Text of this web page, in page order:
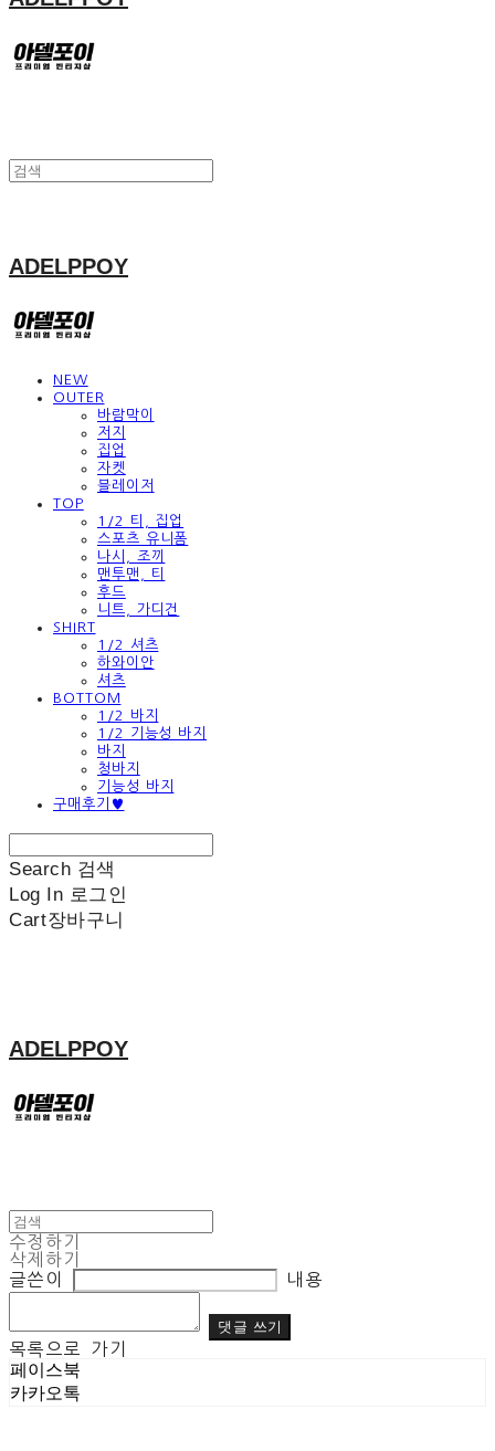
ADELPPOY
NEW
OUTER
바람막이
저지
집업
자켓
블레이저
TOP
1/2 티, 집업
스포츠 유니폼
나시, 조끼
맨투맨, 티
후드
니트, 가디건
SHIRT
1/2 셔츠
하와이안
셔츠
BOTTOM
1/2 바지
1/2 기능성 바지
바지
청바지
기능성 바지
구매후기♥
Search 검색
Log In 로그인
Cart장바구니
ADELPPOY
수정하기
삭제하기
글쓴이
내용
댓글 쓰기
목록으로 가기
페이스북
카카오톡